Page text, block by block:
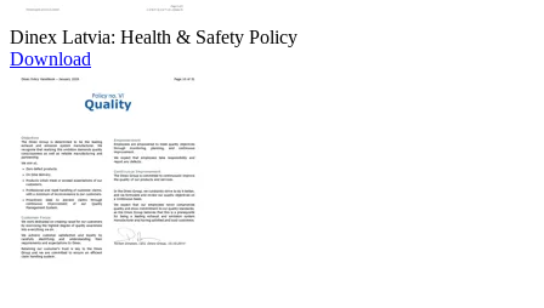
Dinex Latvia: Health & Safety Policy
Download